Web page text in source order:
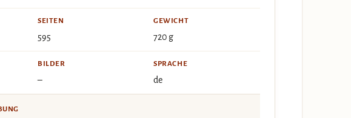
SEITEN
595
GEWICHT
720 g
BILDER
–
SPRACHE
de